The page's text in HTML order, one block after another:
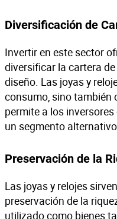
Diversificación de
Invertir en este sector
diversificar la cartera
diseño. Las joyas y
consumo, sino también
permite a los
un segmento
Preservación de la
Las joyas y relojes
preservación de la
utilizado como bienes